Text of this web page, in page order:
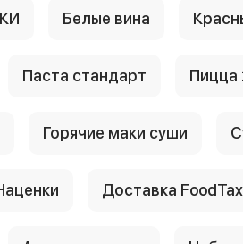
Белые вина
Паста стандарт Пицца
Горячие маки суши
Доставка